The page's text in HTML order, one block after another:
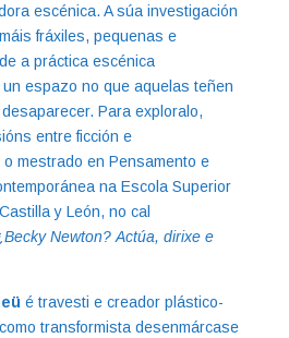
escénica. A súa investigación
fráxiles, pequenas e
a práctica escénica
espazo no que aquelas teñen
Para exploralo,
entre ficción e
mestrado en Pensamento e
na Escola Superior
y León, no cal
Newton? Actúa, dirixe e
é travesti e creador plástico-
transformista desenmárcase